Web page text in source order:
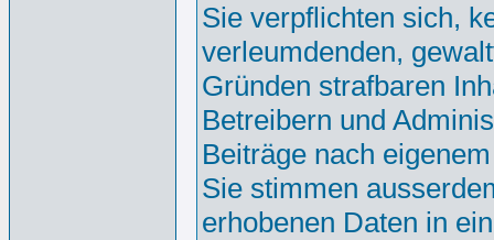
Sie verpflichten sich,
verleumdenden,
Gründen strafbaren
Betreibern und
Beiträge nach
Sie stimmen
erhobenen Daten in